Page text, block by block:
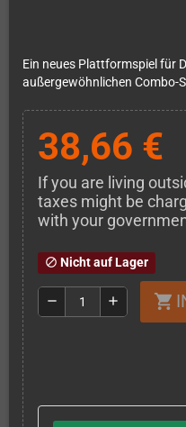
Ein neues Plattformspiel für
außergewöhnlichen Combo-
38,66 €
If you are living
taxes might be
with your
block Nicht auf Lager
remove add shopping_cart